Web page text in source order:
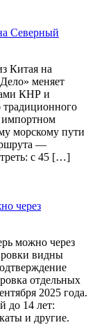
Северный
Китая на
меняет
КНР и
импортном
морскому пути
—
треть: с 45 […]
через
можно через
видны
отдельных
2025 года.
до 14 лет:
и другие.